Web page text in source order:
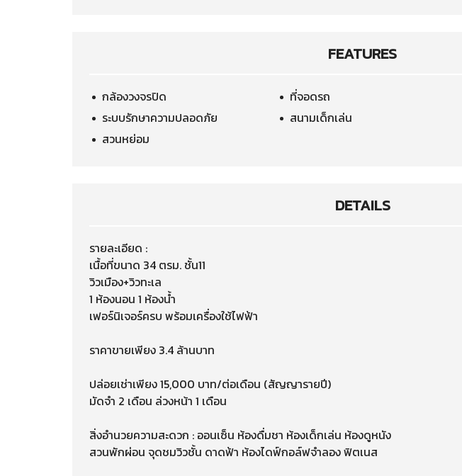
FEATURES
กล้องวงจรปิด ที่จอดรถ
ระบบรักษาความปลอดภัย
สนามเด็กเล่น
สวนหย่อม
DETAILS
รายละเอียด :
เนื้อที่ขนาด 34 ตรม. ชั้น11
วิวเมือง+วิวทะเล
1 ห้องนอน 1 ห้องน้ำ
เฟอร์นิเจอร์ครบ พร้อมเครื่องใช้ไฟฟ้า
ราคาขายเพียง 3.4 ล้านบาท
ปล่อยเช่าเพียง 15,000 บาท/ต่อเดือน (สัญญารายปี)
มัดจำ 2 เดือน ล่วงหน้า 1 เดือน
สิ่งอำนวยความสะดวก : ออนเซ็น ห้องดื่มชา ห้องเด็กเล่น ห้องดูหนัง
สวนพักผ่อน จุดชมวิวชั้น ดาดฟ้า ห้องไดฟ์กอล์ฟจําลอง ฟิตเนส